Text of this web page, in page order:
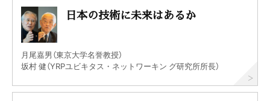
日本の技術に未来はあるか
月尾嘉男（東京大学名誉教授）
坂村 健（YRPユビキタス・ネットワーキン グ研究所所長）